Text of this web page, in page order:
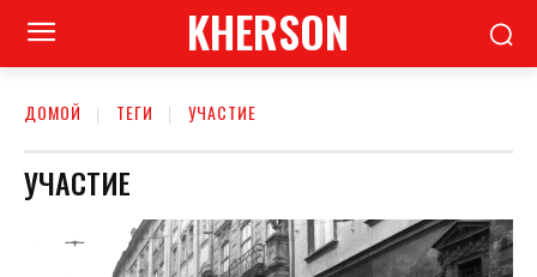
KHERSON
ДОМОЙ ТЕГИ УЧАСТИЕ
УЧАСТИЕ